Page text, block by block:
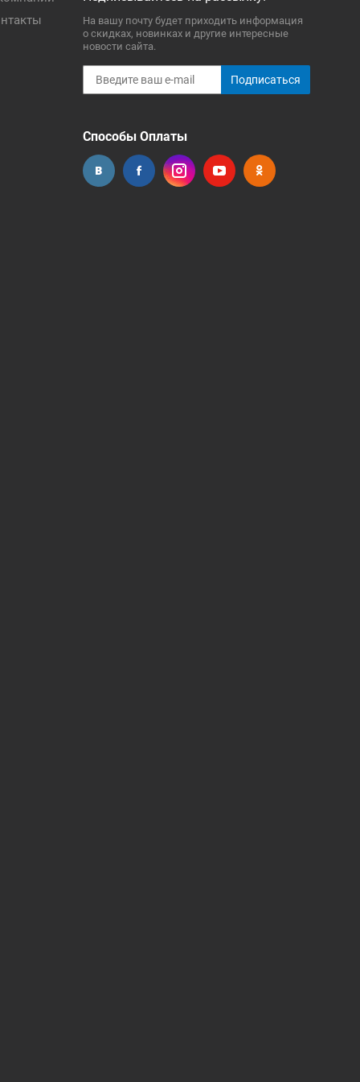
На вашу почту будет приходить информация
о скидках, новинках и другие интересные
новости сайта.
Подписаться
Способы Оплаты